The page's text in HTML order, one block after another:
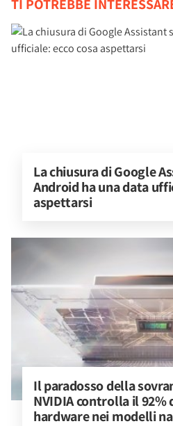
TI POTREBBE
La chiusura di Google
Android ha una data
aspettarsi
Il paradosso della
NVIDIA controlla il 92%
hardware nei modelli